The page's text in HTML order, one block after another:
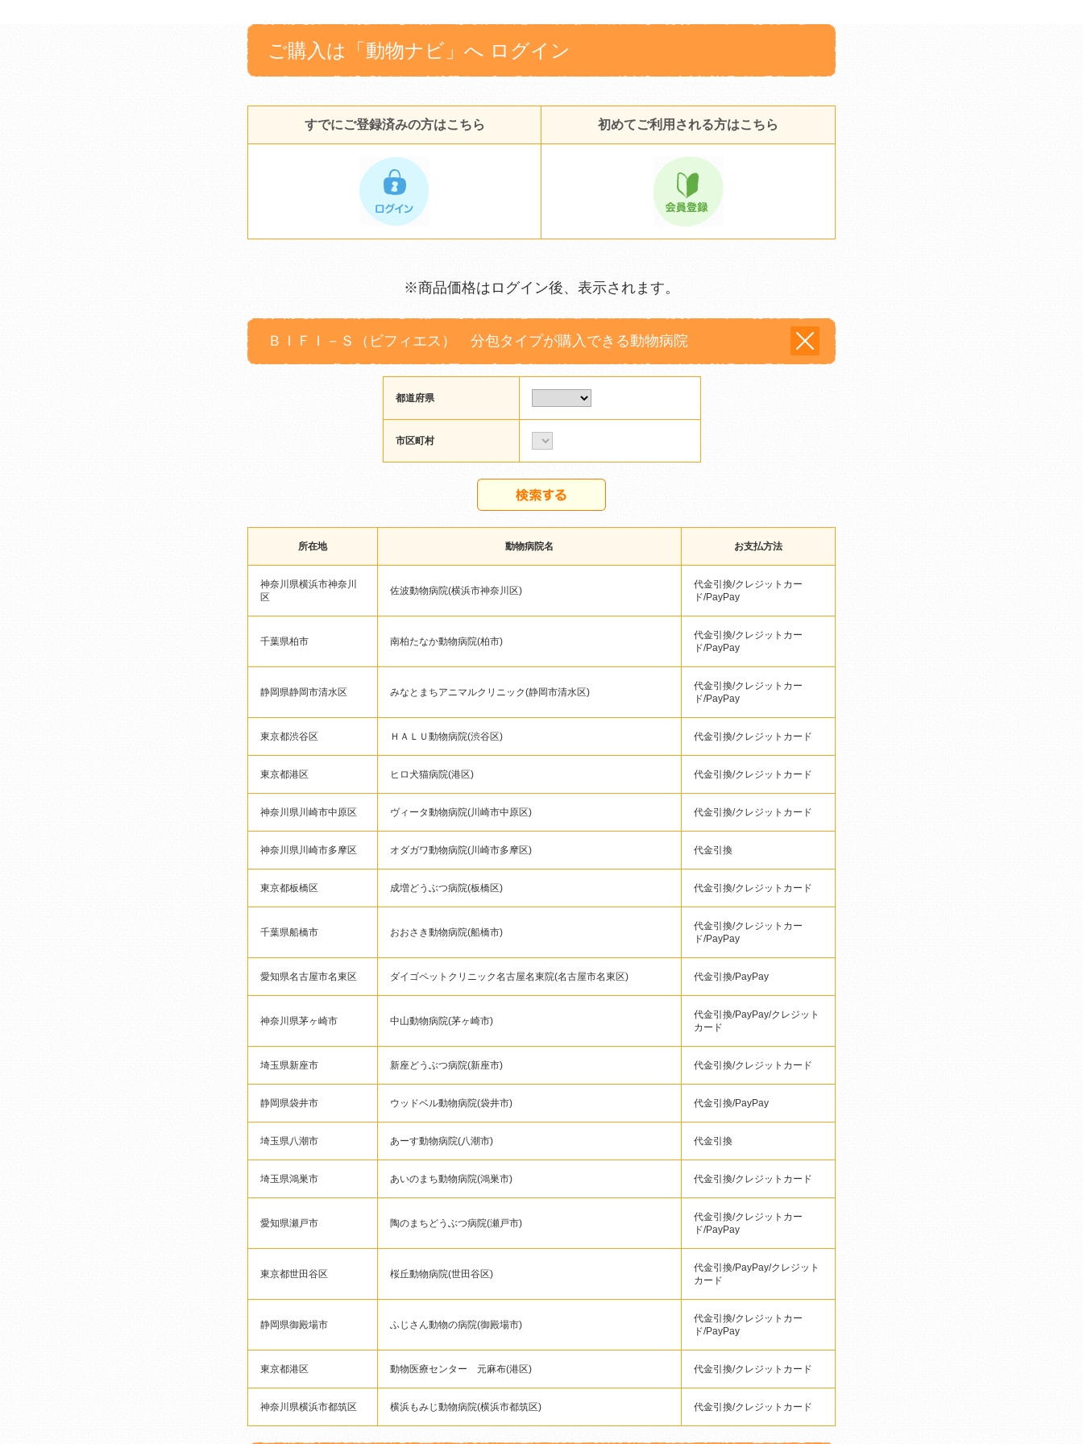
ご購入は「動物ナビ」へ ログイン
すでにご登録済みの方はこちら 初めてご利用される方はこちら
※商品価格はログイン後、表示されます。
ＢＩＦＩ－Ｓ（ビフィエス） 分包タイプが購入できる動物病院
都道府県
市区町村
所在地 動物病院名 お支払方法
神奈川県横浜市神奈川
区
佐波動物病院(横浜市神奈川区)
代金引換/クレジットカー
ド/PayPay
千葉県柏市 南柏たなか動物病院(柏市)
代金引換/クレジットカー
ド/PayPay
静岡県静岡市清水区 みなとまちアニマルクリニック(静岡市清水区)
代金引換/クレジットカー
ド/PayPay
東京都渋谷区 ＨＡＬＵ動物病院(渋谷区) 代金引換/クレジットカード
東京都港区 ヒロ犬猫病院(港区) 代金引換/クレジットカード
神奈川県川崎市中原区 ヴィータ動物病院(川崎市中原区) 代金引換/クレジットカード
神奈川県川崎市多摩区 オダガワ動物病院(川崎市多摩区) 代金引換
東京都板橋区 成増どうぶつ病院(板橋区) 代金引換/クレジットカード
千葉県船橋市 おおさき動物病院(船橋市)
代金引換/クレジットカー
ド/PayPay
愛知県名古屋市名東区 ダイゴペットクリニック名古屋名東院(名古屋市名東区) 代金引換/PayPay
神奈川県茅ヶ崎市 中山動物病院(茅ヶ崎市)
代金引換/PayPay/クレジット
カード
埼玉県新座市 新座どうぶつ病院(新座市) 代金引換/クレジットカード
静岡県袋井市 ウッドベル動物病院(袋井市) 代金引換/PayPay
埼玉県八潮市 あーす動物病院(八潮市) 代金引換
埼玉県鴻巣市 あいのまち動物病院(鴻巣市) 代金引換/クレジットカード
愛知県瀬戸市 陶のまちどうぶつ病院(瀬戸市)
代金引換/クレジットカー
ド/PayPay
東京都世田谷区 桜丘動物病院(世田谷区)
代金引換/PayPay/クレジット
カード
静岡県御殿場市 ふじさん動物の病院(御殿場市)
代金引換/クレジットカー
ド/PayPay
東京都港区 動物医療センター 元麻布(港区) 代金引換/クレジットカード
神奈川県横浜市都筑区 横浜もみじ動物病院(横浜市都筑区) 代金引換/クレジットカード